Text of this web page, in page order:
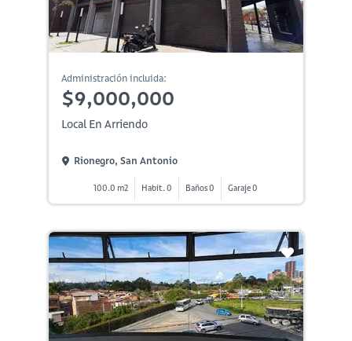
Administración incluida:
$9,000,000
Local En Arriendo
Rionegro, San Antonio
100.0 m2 Habit. 0 Baños 0 Garaje 0